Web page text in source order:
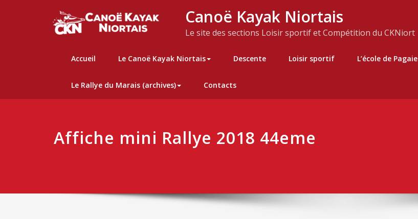
Canoë Kayak Niortais
Le site des sections Loisir sportif et Compétition du CKNiort
Accueil Le Canoë Kayak Niortais Descente Loisir sportif L’école de Pagaie
Le Rallye du Marais (archives) Contacts
Affiche mini Rallye 2018 44eme